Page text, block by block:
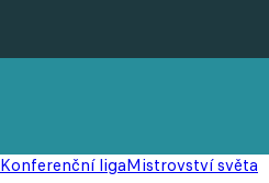
Konferenční ligaMistrovství světa